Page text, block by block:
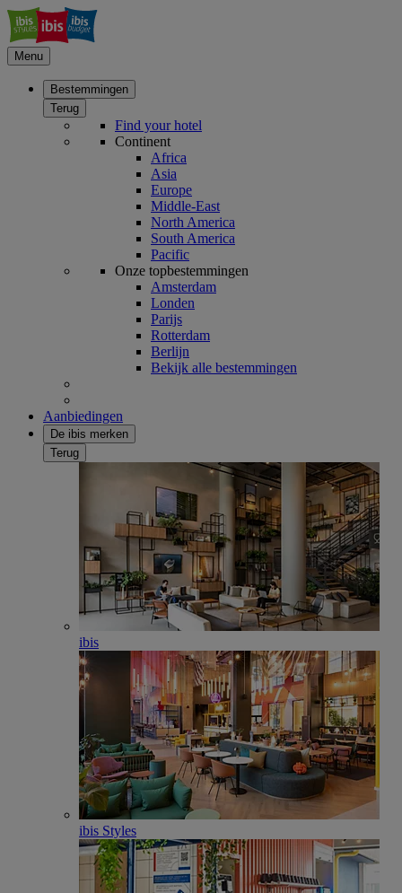
Menu
Bestemmingen
Terug
Find your hotel
Continent
Africa
Asia
Europe
Middle-East
North America
South America
Pacific
Onze topbestemmingen
Amsterdam
Londen
Parijs
Rotterdam
Berlijn
Bekijk alle bestemmingen
Aanbiedingen
De ibis merken
Terug
ibis
ibis Styles